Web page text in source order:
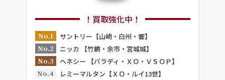
！買取強化中！
No.1
サントリー【山崎・白州・響】
No.2
ニッカ 【竹鶴・余市・宮城城】
No.3
ヘネシー 【パラディ・ＸＯ・ＶＳＯＰ】
No.4
レミーマルタン【ＸＯ・ルイ13世】